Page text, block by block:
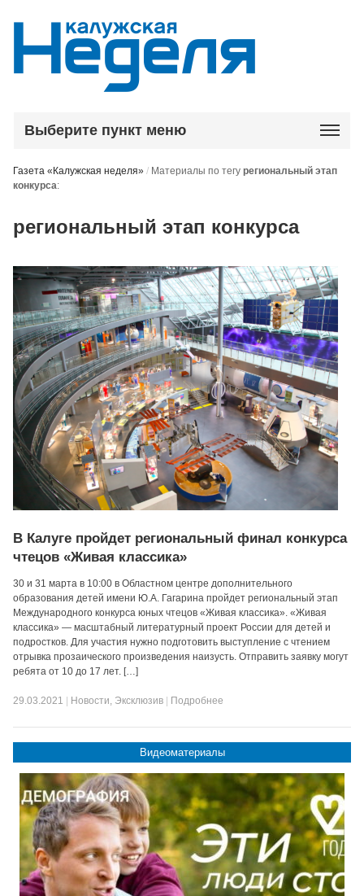
Выберите пункт меню
Газета «Калужская неделя» / Материалы по тегурегиональный этап
конкурса:
региональный этап конкурса
В Калуге пройдет региональный финал конкурса
чтецов «Живая классика»
30 и 31 марта в 10:00 в Областном центре дополнительного
образования детей имени Ю.А. Гагарина пройдет региональный этап
Международного конкурса юных чтецов «Живая классика». «Живая
классика» — масштабный литературный проект России для детей и
подростков. Для участия нужно подготовить выступление с чтением
отрывка прозаического произведения наизусть. Отправить заявку могут
ребята от 10 до 17 лет. […]
29.03.2021 Новости, Эксклюзив Подробнее
Видеоматериалы